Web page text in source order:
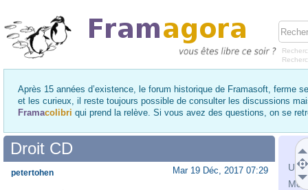
Après 15 années d’existence, le forum historique de Framasoft, ferme
et les curieux, il reste toujours possible de consulter les discussions
Framacolibri qui prend la relève. Si vous avez des questions, on se
Mot
Droit CD
Mar 19 Déc, 2017 07:29
petertohen